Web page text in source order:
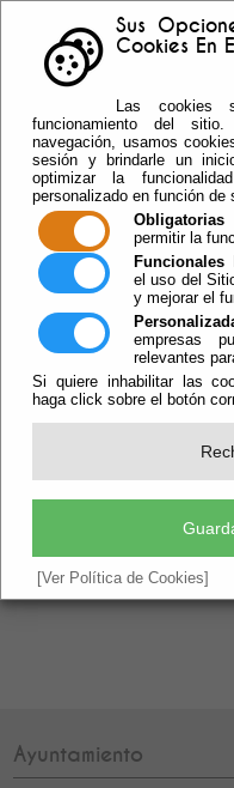
Sus
Cookies En
Las cookies
funcionamiento del
navegación, usamos
sesión y brindarle un
optimizar la
personalizado en función de
Obligatorias
permitir la
Funcionales
el uso del
y mejorar el
empresas
relevantes
Si quiere inhabilitar las
haga click sobre el botón
[Ver Política de Cookies]
Escuchar
java.io.IOException: Server
URL: https://
Ayuntamiento